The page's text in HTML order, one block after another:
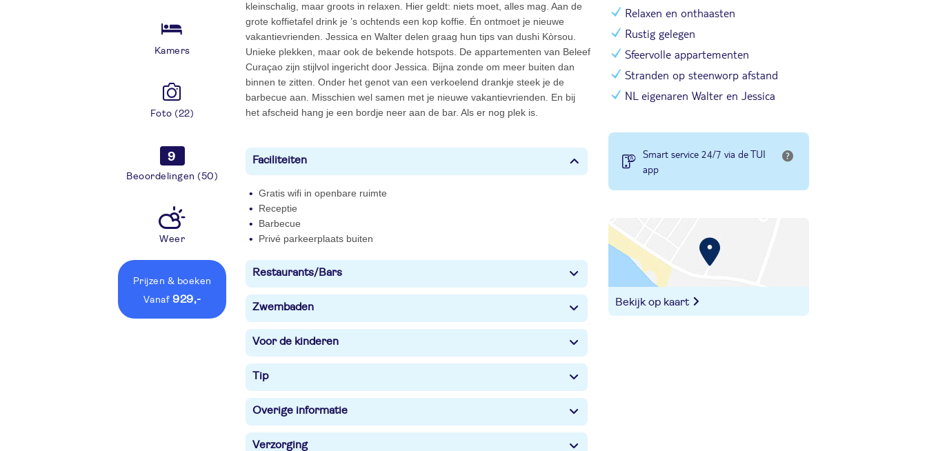
Kamers
Foto (22)
9
Beoordelingen (50)
Weer
Prijzen & boeken
vanaf 929,-
kleinschalig, maar groots in relaxen. Hier geldt: niets moet, alles mag. Aan de
grote koffietafel drink je ’s ochtends een kop koffie. Én ontmoet je nieuwe
vakantievrienden. Jessica en Walter delen graag hun tips van dushi Kòrsou.
Unieke plekken, maar ook de bekende hotspots. De appartementen van Beleef
Curaçao zijn stijlvol ingericht door Jessica. Bijna zonde om meer buiten dan
binnen te zitten. Onder het genot van een verkoelend drankje steek je de
barbecue aan. Misschien wel samen met je nieuwe vakantievrienden. En bij
het afscheid hang je een bordje neer aan de bar. Als er nog plek is.
Faciliteiten
Gratis wifi in openbare ruimte
Receptie
Barbecue
Privé parkeerplaats buiten
Restaurants/Bars
Zwembaden
Voor de kinderen
Tip
Overige informatie
Verzorging
Relaxen en onthaasten
Rustig gelegen
Sfeervolle appartementen
Stranden op steenworp afstand
NL eigenaren Walter en Jessica
Smart service 24/7 via de TUI
app
Bekijk op kaart